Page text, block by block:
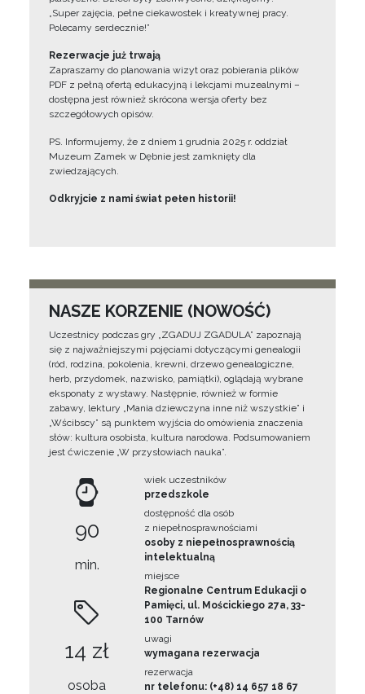
„Super zajęcia, pełne ciekawostek i kreatywnej pracy.
Polecamy serdecznie!”
Rezerwacje już trwają
Zapraszamy do planowania wizyt oraz pobierania plików
PDF z pełną ofertą edukacyjną i lekcjami muzealnymi –
dostępna jest również skrócona wersja oferty bez
szczegółowych opisów.
PS. Informujemy, że z dniem 1 grudnia 2025 r. oddział
Muzeum Zamek w Dębnie jest zamknięty dla
zwiedzających.
Odkryjcie z nami świat pełen historii!
NASZE KORZENIE (NOWOŚĆ)
Uczestnicy podczas gry „ZGADUJ ZGADULA” zapoznają
się z najważniejszymi pojęciami dotyczącymi genealogii
(ród, rodzina, pokolenia, krewni, drzewo genealogiczne,
herb, przydomek, nazwisko, pamiątki), oglądają wybrane
eksponaty z wystawy. Następnie, również w formie
zabawy, lektury „Mania dziewczyna inne niż wszystkie” i
„Wścibscy” są punktem wyjścia do omówienia znaczenia
słów: kultura osobista, kultura narodowa. Podsumowaniem
jest ćwiczenie „W przysłowiach nauka”.
90
min.
14 zł
osoba
wiek uczestników
przedszkole
dostępność dla osób
z niepełnosprawnościami
osoby z niepełnosprawnością
intelektualną
miejsce
Regionalne Centrum Edukacji o
Pamięci, ul. Mościckiego 27a, 33-
100 Tarnów
uwagi
wymagana rezerwacja
rezerwacja
nr telefonu: (+48) 14 657 18 67